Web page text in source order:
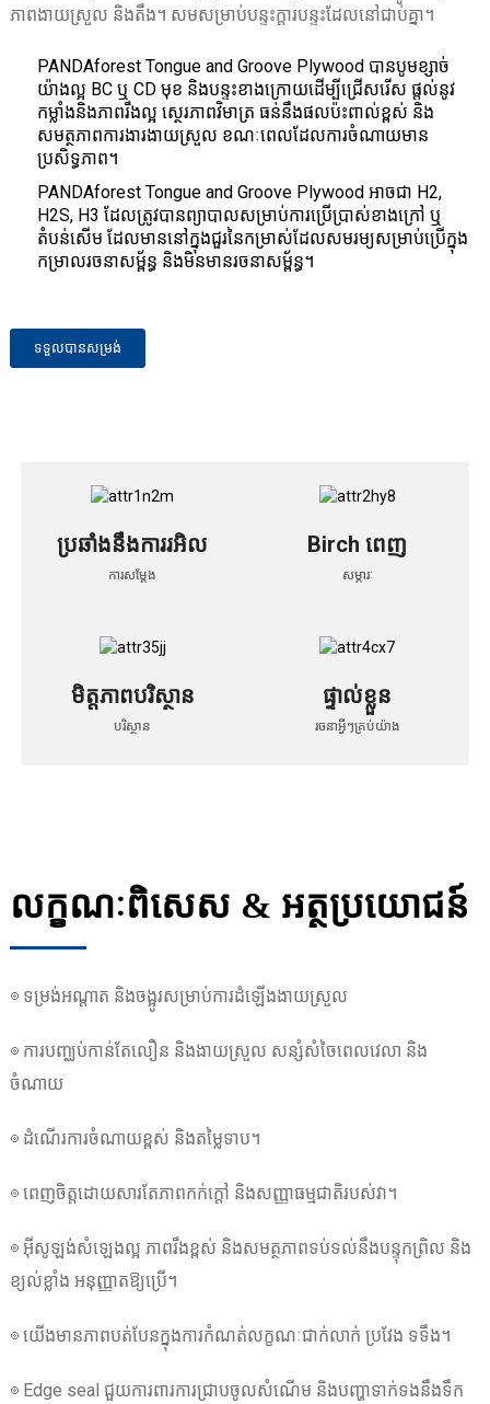
ភាពងាយស្រួល និងតឹង។ សមសម្រាប់បន្ទះក្តារបន្ទះដែលនៅជាប់គ្នា។
PANDAforest Tongue and Groove Plywood បានបូមខ្សាច់
យ៉ាងល្អ BC ឬ CD មុខ និងបន្ទះខាងក្រោយដើម្បីជ្រើសរើស ផ្តល់នូវ
កម្លាំងនិងភាពរឹងល្អ ស្ថេរភាពវិមាត្រ ធន់នឹងផលប៉ះពាល់ខ្ពស់ និង
សមត្ថភាពការងារងាយស្រួល ខណៈពេលដែលការចំណាយមាន
ប្រសិទ្ធភាព។
PANDAforest Tongue and Groove Plywood អាចជា H2,
H2S, H3 ដែលត្រូវបានព្យាបាលសម្រាប់ការប្រើប្រាស់ខាងក្រៅ ឬ
តំបន់សើម ដែលមាននៅក្នុងជួរនៃកម្រាស់ដែលសមរម្យសម្រាប់ប្រើក្នុង
កម្រាលរចនាសម្ព័ន្ធ និងមិនមានរចនាសម្ព័ន្ធ។
ទទួលបានសម្រង់
ប្រឆាំងនឹងការរអិល
ការសម្តែង
Birch ពេញ
សម្ភារៈ
មិត្តភាពបរិស្ថាន
បរិស្ថាន
ផ្ទាល់ខ្លួន
រចនាអ្វីៗគ្រប់យ៉ាង
លក្ខណៈពិសេស & អត្ថប្រយោជន៍
◎ ទម្រង់អណ្តាត និងចង្អូរសម្រាប់ការដំឡើងងាយស្រួល
◎ ការបញ្ឈប់កាន់តែលឿន និងងាយស្រួល សន្សំសំចៃពេលវេលា និង
ចំណាយ
◎ ដំណើរការចំណាយខ្ពស់ និងតម្លៃទាប។
◎ ពេញចិត្តដោយសារតែភាពកក់ក្តៅ និងសញ្ញាធម្មជាតិរបស់វា។
◎ អ៊ីសូឡង់សំឡេងល្អ ភាពរឹងខ្ពស់ និងសមត្ថភាពទប់ទល់នឹងបន្ទុកព្រិល និង
ខ្យល់ខ្លាំង អនុញ្ញាតឱ្យប្រើ។
◎ យើងមានភាពបត់បែនក្នុងការកំណត់លក្ខណៈជាក់លាក់ ប្រវែង ទទឹង។
◎ Edge seal ជួយការពារការជ្រាបចូលសំណើម និងបញ្ហាទាក់ទងនឹងទឹក